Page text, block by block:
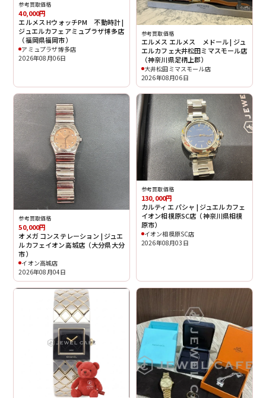
参考買取価格
40,000円
エルメス HウォッチPM 不動時計 |
ジュエルカフェアミュプラザ博多店
（福岡県福岡市）
アミュプラザ博多店
2026年08月06日
参考買取価格
エルメス エルメス メドール | ジュ
エルカフェ大井松田ミマスモール店
（神奈川県足柄上郡）
大井松田ミマスモール店
2026年08月06日
参考買取価格
50,000円
オメガ コンステレーション | ジュエ
ルカフェイオン高城店（大分県大分
市）
イオン高城店
2026年08月04日
参考買取価格
130,000円
カルティエ パシャ | ジュエルカフェ
イオン相模原SC店（神奈川県相模
原市）
イオン相模原SC店
2026年08月03日